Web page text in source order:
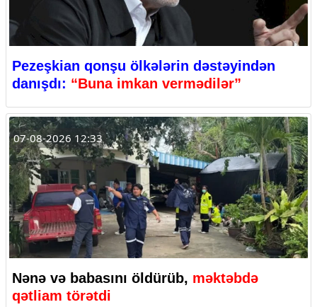
Pezeşkian qonşu ölkələrin dəstəyindən
danışdı: “Buna imkan vermədilər”
07-08-2026 12:33
Nənə və babasını öldürüb, məktəbdə
qətliam törətdi